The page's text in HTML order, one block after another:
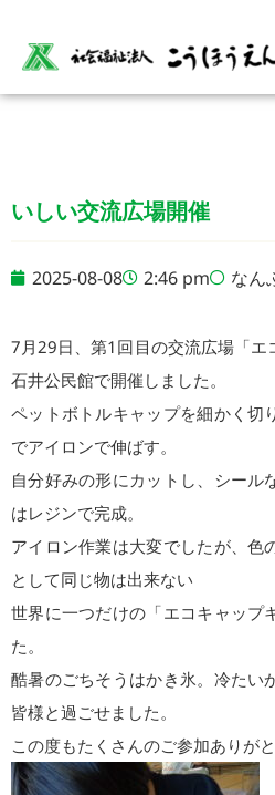
いしい交流広場開催
2025-08-08 2:46 pm なん
7月29日、第1回目の交流広場「エ
石井公民館で開催しました。
ペットボトルキャップを細かく切
でアイロンで伸ばす。
自分好みの形にカットし、シール
はレジンで完成。
アイロン作業は大変でしたが、色
として同じ物は出来ない
世界に一つだけの「エコキャップ
た。
酷暑のごちそうはかき氷。冷たい
皆様と過ごせました。
この度もたくさんのご参加ありが